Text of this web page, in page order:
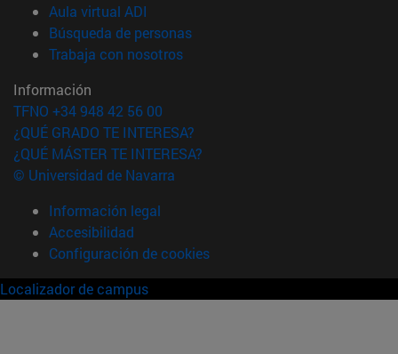
Aula virtual ADI
Búsqueda de personas(abre en nueva ventana)
Trabaja con nosotros(abre en nueva ventana)
Información
TFNO +34 948 42 56 00
¿QUÉ GRADO TE INTERESA?
¿QUÉ MÁSTER TE INTERESA?
© Universidad de Navarra
Información legal
Accesibilidad
Configuración de cookies
Localizador de campus